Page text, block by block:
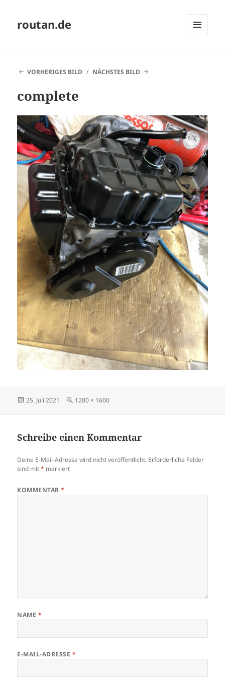
routan.de
VORHERIGES BILD
NÄCHSTES BILD
complete
Veröffentlicht
25. Juli 2021 Originalgröße
1200 × 1600
Schreibe einen Kommentar
Deine E-Mail-Adresse wird nicht veröffentlicht. Erforderliche Felder
sind mit* markiert
KOMMENTAR*
NAME *
E-MAIL-ADRESSE *